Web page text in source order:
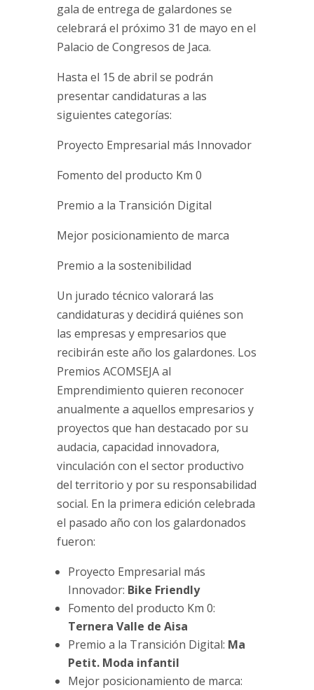
gala de entrega de galardones se
celebrará el próximo 31 de mayo en el
Palacio de Congresos de Jaca.
Hasta el 15 de abril se podrán
presentar candidaturas a las
siguientes categorías:
Proyecto Empresarial más Innovador
Fomento del producto Km 0
Premio a la Transición Digital
Mejor posicionamiento de marca
Premio a la sostenibilidad
Un jurado técnico valorará las
candidaturas y decidirá quiénes son
las empresas y empresarios que
recibirán este año los galardones. Los
Premios ACOMSEJA al
Emprendimiento quieren reconocer
anualmente a aquellos empresarios y
proyectos que han destacado por su
audacia, capacidad innovadora,
vinculación con el sector productivo
del territorio y por su responsabilidad
social. En la primera edición celebrada
el pasado año con los galardonados
fueron:
Proyecto Empresarial más
Innovador: Bike Friendly
Fomento del producto Km 0:
Ternera Valle de Aisa
Premio a la Transición Digital: Ma
Petit. Moda infantil
Mejor posicionamiento de marca: